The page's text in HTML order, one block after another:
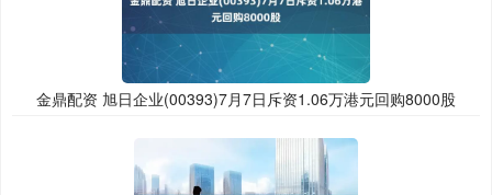
金鼎配资 旭日企业(00393)7月7日斥资1.06万港元回购8000股